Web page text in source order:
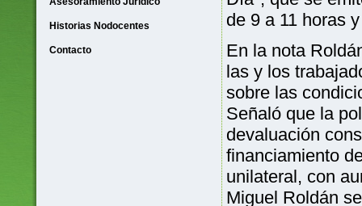
Historias Nodocentes
Contacto
de 9 a 11 horas
En la nota
las y los
sobre las
Señaló que la
devaluación
financiamiento
unilateral, con
Miguel Roldán